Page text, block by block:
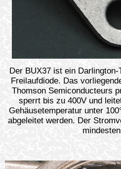
Der BUX37 ist ein
Freilaufdiode. Das
Thomson Semiconducteurs
sperrt bis zu 400V und
Gehäusetemperatur unter
abgeleitet werden. Der